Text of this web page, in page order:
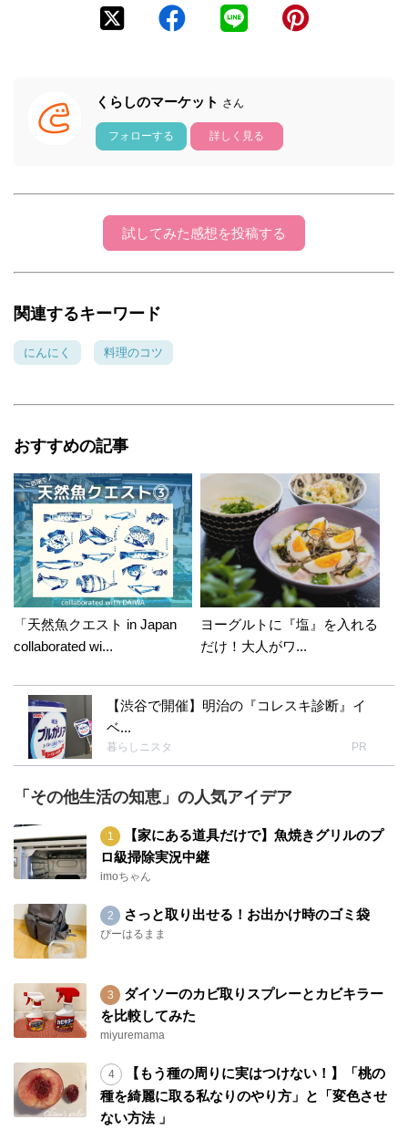
くらしのマーケット さん
フォローする 詳しく見る
試してみた感想を投稿する
関連するキーワード
にんにく 料理のコツ
おすすめの記事
「天然魚クエスト in Japan
collaborated wi...
ヨーグルトに『塩』を入れる
だけ！大人がワ...
【渋谷で開催】明治の『コレスキ診断』イ
ベ...
暮らしニスタ PR
「その他生活の知恵」の人気アイデア
【家にある道具だけで】魚焼きグリルのプ
ロ級掃除実況中継
imoちゃん
さっと取り出せる！お出かけ時のゴミ袋
ぴーはるまま
ダイソーのカビ取りスプレーとカビキラー
を比較してみた
miyuremama
【もう種の周りに実はつけない！】「桃の
種を綺麗に取る私なりのやり方」と「変色させ
ない方法 」